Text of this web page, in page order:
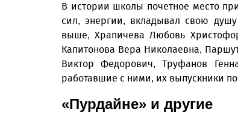
В истории школы почетное место
сил, энергии, вкладывал свою
выше, Храпичева Любовь
Капитонова Вера Николаевна,
Виктор Федорович, Труфанов
работавшие с ними, их выпускники
«Пурдайне» и другие